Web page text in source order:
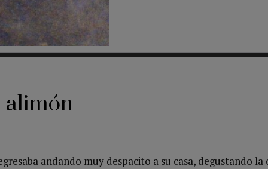
alimón
andando muy despacito a su casa, degustando la